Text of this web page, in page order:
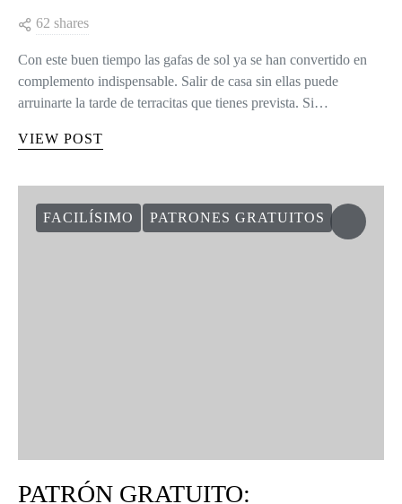
62 shares
Con este buen tiempo las gafas de sol ya se han convertido en
complemento indispensable. Salir de casa sin ellas puede
arruinarte la tarde de terracitas que tienes prevista. Si…
VIEW POST
FACILÍSIMO PATRONES GRATUITOS
PATRÓN GRATUITO: